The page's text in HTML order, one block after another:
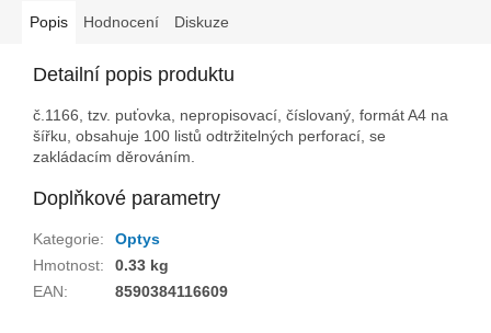
Popis Hodnocení Diskuze
Detailní popis produktu
č.1166, tzv. puťovka, nepropisovací, číslovaný, formát A4 na
šířku, obsahuje 100 listů odtržitelných perforací, se
zakládacím děrováním.
Doplňkové parametry
Kategorie:
Optys
Hmotnost:
0.33 kg
EAN: 8590384116609